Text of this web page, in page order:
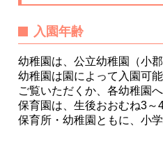
入園年齢
幼稚園は、公立幼稚園（小
幼稚園は園によって入園可
ご覧いただくか、各幼稚園
保育園は、生後おおむね3～
保育所・幼稚園ともに、小